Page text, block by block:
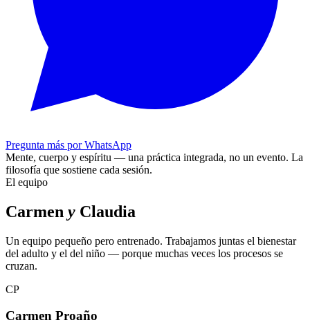
Pregunta más por WhatsApp
Mente, cuerpo y espíritu — una práctica integrada, no un evento. La
filosofía que sostiene cada sesión.
El equipo
Carmen y Claudia
Un equipo pequeño pero entrenado. Trabajamos juntas el bienestar
del adulto y el del niño — porque muchas veces los procesos se
cruzan.
CP
Carmen Proaño